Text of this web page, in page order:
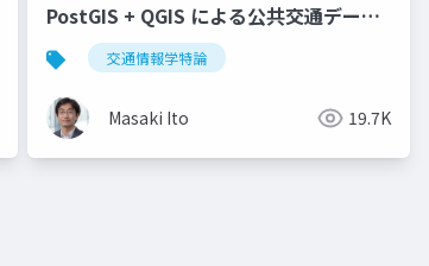
PostGIS + QGIS による公共交通データ
分析 1」講師：伊藤昌毅
交通情報学特論
Masaki Ito 19.7K